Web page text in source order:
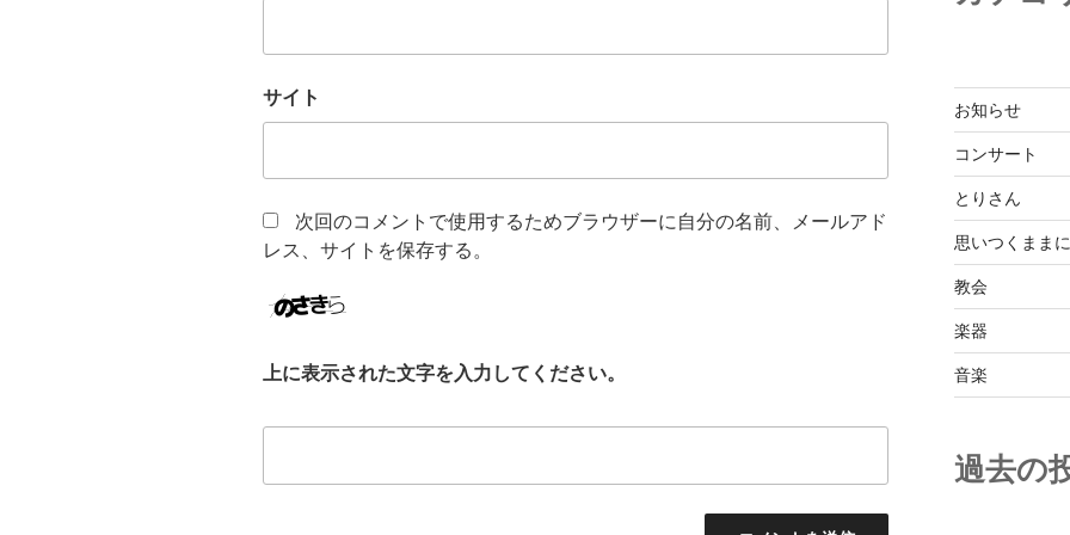
サイト
次回のコメントで使用するためブラウザーに自分の名前、メールアド
レス、サイトを保存する。
上に表示された文字を入力してください。
お知らせ
コンサート
とりさん
思いつくままに
教会
楽器
音楽
過去の